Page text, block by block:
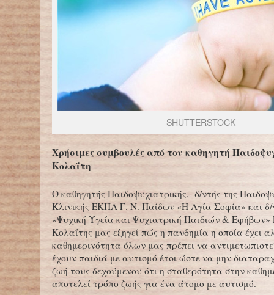
SHUTTERSTOCK
Χρήσιμες συμβουλές από τον καθηγητή
Κολαΐτη
Ο καθηγητής Παιδοψυχιατρικής, δ/ντής της
Κλινικής ΕΚΠΑ Γ. Ν. Παίδων «Η Αγία Σοφία» και
«Ψυχική Υγεία και Ψυχιατρική Παιδιών & Εφήβων»
Κολαΐτης μας εξηγεί πώς η πανδημία η οποία έχει
καθημερινότητα όλων μας πρέπει να
έχουν παιδιά με αυτισμό έτσι ώστε να μην
ζωή τους δεχούμενου ότι η σταθερότητα στην
αποτελεί τρόπο ζωής για ένα άτομο με αυτισμό.